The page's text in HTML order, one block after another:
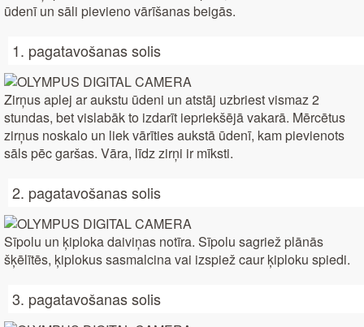
ūdenī un sāli pievieno vārīšanas beigās.
1. pagatavošanas solis
Zirņus aplej ar aukstu ūdeni un atstāj uzbriest vismaz 2
stundas, bet vislabāk to izdarīt iepriekšējā vakarā. Mērcētus
zirņus noskalo un liek vārīties aukstā ūdenī, kam pievienots
sāls pēc garšas. Vāra, līdz zirņi ir mīksti.
2. pagatavošanas solis
Sīpolu un ķiploka daiviņas notīra. Sīpolu sagriež plānās
šķēlītēs, ķiplokus sasmalcina vai izspiež caur ķiploku spiedi.
3. pagatavošanas solis